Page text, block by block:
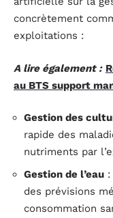
concrètement
exploitations :
A lire également :
au BTS support
Gestion des
rapide des
nutriments par
Gestion de l’eau
des prévisions
consommation